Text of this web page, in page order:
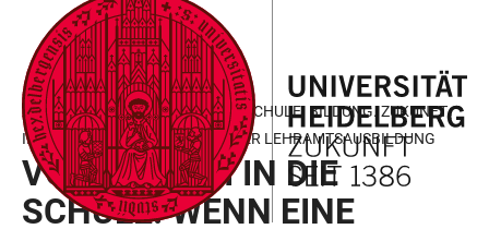
LINKS
ZUR
BARRIEREFREIHEIT
ZUM
HAUPTINHALT
HAUPTNAVIGATION
ÖFFNEN
WEBSEITENSUCHE
ÖFFNEN
AKADEMISCHE MITTAGSPAUSE: SCHULE. BILDUNG. ZUKUNFT.
IMPULSE AUS DER HEIDELBERGER LEHRAMTSAUSBILDUNG
VON DER UNI IN DIE
SCHULE: WENN EINE